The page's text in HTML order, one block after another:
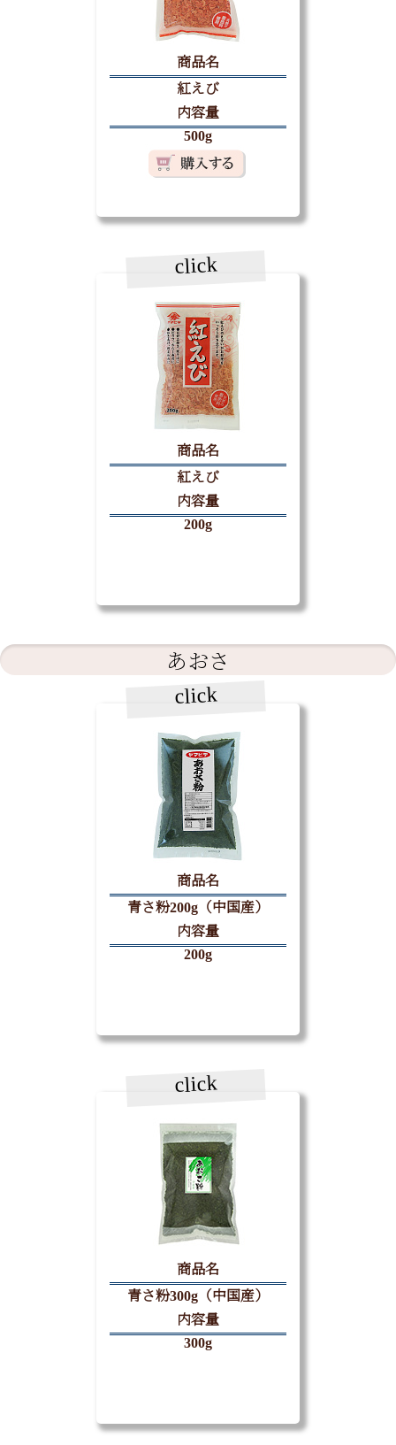
商品名
紅えび
内容量
500g
click
商品名
紅えび
内容量
200g
あおさ
click
商品名
青さ粉200g（中国産）
内容量
200g
click
商品名
青さ粉300g（中国産）
内容量
300g